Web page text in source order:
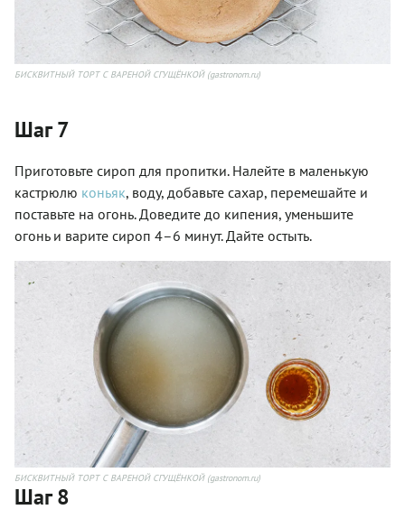
БИСКВИТНЫЙ ТОРТ С ВАРЕНОЙ СГУЩЁНКОЙ (gastronom.ru)
Шаг 7
Приготовьте сироп для пропитки. Налейте в маленькую
кастрюлю коньяк, воду, добавьте сахар, перемешайте и
поставьте на огонь. Доведите до кипения, уменьшите
огонь и варите сироп 4–6 минут. Дайте остыть.
БИСКВИТНЫЙ ТОРТ С ВАРЕНОЙ СГУЩЁНКОЙ (gastronom.ru)
Шаг 8